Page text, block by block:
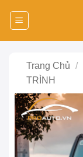
Trang Chủ /
TRÌNH